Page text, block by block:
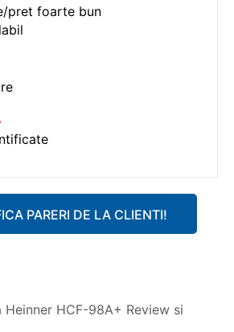
pret foarte bun
PARERI DE LA CLIENTI!
HCF-98A+ Review si